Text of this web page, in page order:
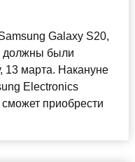
Galaxy S20,
должны были
13 марта. Накануне
Electronics
приобрести